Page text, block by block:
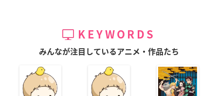
KEYWORDS
みんなが注目しているアニメ・作品たち